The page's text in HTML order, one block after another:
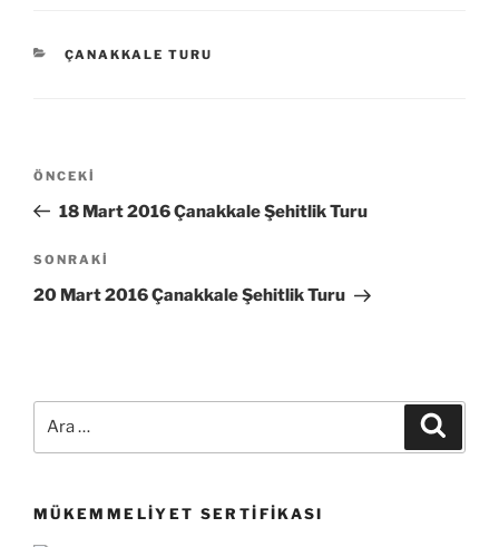
KATEGORILER
ÇANAKKALE TURU
Yazı
Önceki
Yazı
ÖNCEKI
18 Mart 2016 Çanakkale Şehitlik Turu
Sonraki
Yazı
SONRAKI
20 Mart 2016 Çanakkale Şehitlik Turu
MÜKEMMELIYET SERTIFIKASI